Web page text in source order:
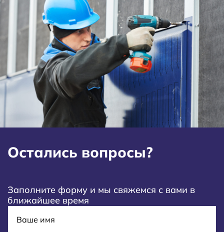
Остались вопросы?
Заполните форму и мы свяжемся с вами в
ближайшее время